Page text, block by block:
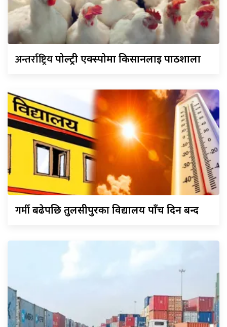
अन्तर्राष्ट्रियपोल्ट्री एक्स्पोमा किसानलाई पाठशाला
गर्मीबढेपछि तुलसीपुरका विद्यालय पाँच दिन बन्द